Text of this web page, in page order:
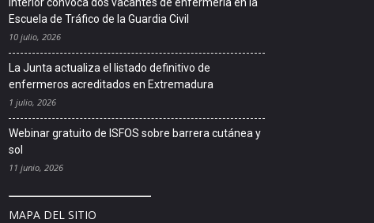
Escuela de Tráfico de la Guardia Civil
10 julio, 2026
La Junta actualiza el listado definitivo de
enfermeros acreditados en Extremadura
1 julio, 2026
Webinar gratuito de ISFOS sobre barrera cutánea y
sol
11 junio, 2026
MAPA DEL SITIO